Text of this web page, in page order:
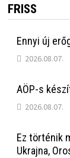
FRISS
Ennyi új
2026.08.07.
AÖP-s
2026.08.07.
Ez történik
Ukrajna,